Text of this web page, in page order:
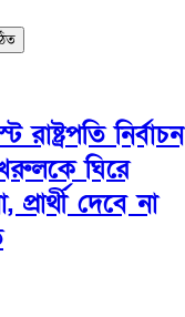
ঘিরে
দেবে না